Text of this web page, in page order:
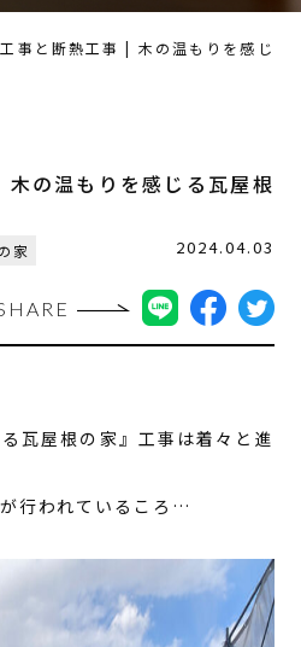
事と断熱工事 | 木の温もりを感じ
の温もりを感じる瓦屋根
家 2024.04.03
瓦屋根の家』工事は着々と進
行われているころ…